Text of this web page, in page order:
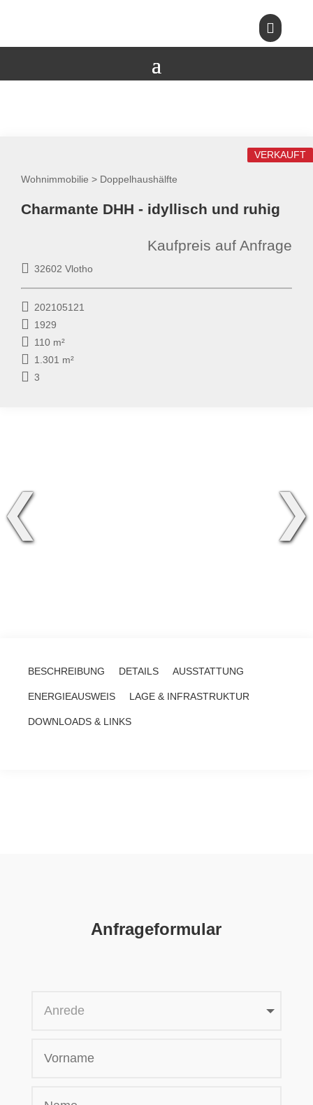

Wohnimmobilie > Doppelhaushälfte
VERKAUFT
Charmante DHH - idyllisch und ruhig
32602 Vlotho
Kaufpreis auf Anfrage
202105121
1929
110 m²
1.301 m²
3
❮ ❯
BESCHREIBUNG DETAILS AUSSTATTUNG
ENERGIEAUSWEIS LAGE & INFRASTRUKTUR
DOWNLOADS & LINKS
Anfrageformular